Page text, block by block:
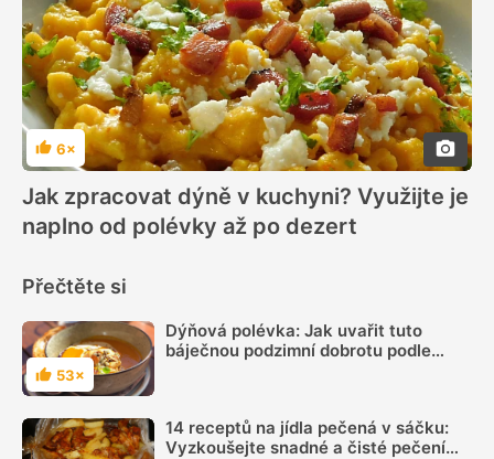
Hodnocení
6×
Jak zpracovat dýně v kuchyni? Využijte je
naplno od polévky až po dezert
Přečtěte si
Hodnocení
53×
Dýňová polévka: Jak uvařit tuto
báječnou podzimní dobrotu podle
14 receptů na jídla pečená v sáčku:
Vyzkoušejte snadné a čisté pečení